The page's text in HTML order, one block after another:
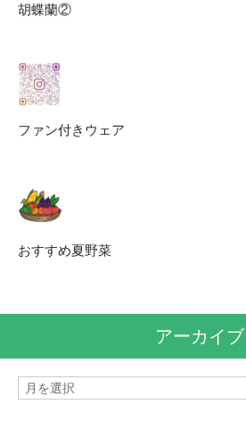
胡蝶蘭②
ファン付きウェア
おすすめ夏野菜
アーカイブ
ア